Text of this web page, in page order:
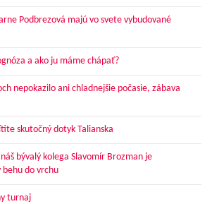
Podbrezová majú vo svete vybudované
a ako ju máme chápať?
nepokazilo ani chladnejšie počasie, zábava
skutočný dotyk Talianska
bývalý kolega Slavomír Brozman je
do vrchu
turnaj